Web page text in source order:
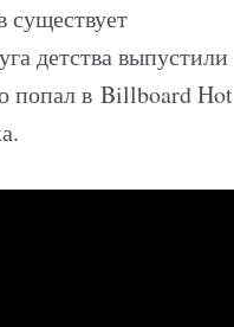
детства выпустили
попал в Billboard Hot